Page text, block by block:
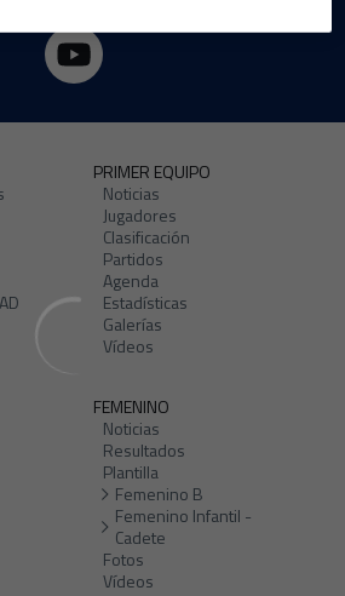
PRIMER EQUIPO
Noticias
Jugadores
Clasificación
Partidos
Agenda
Estadísticas
Galerías
Vídeos
FEMENINO
Noticias
Resultados
Plantilla
Femenino B
Femenino Infantil -
Cadete
Fotos
Vídeos